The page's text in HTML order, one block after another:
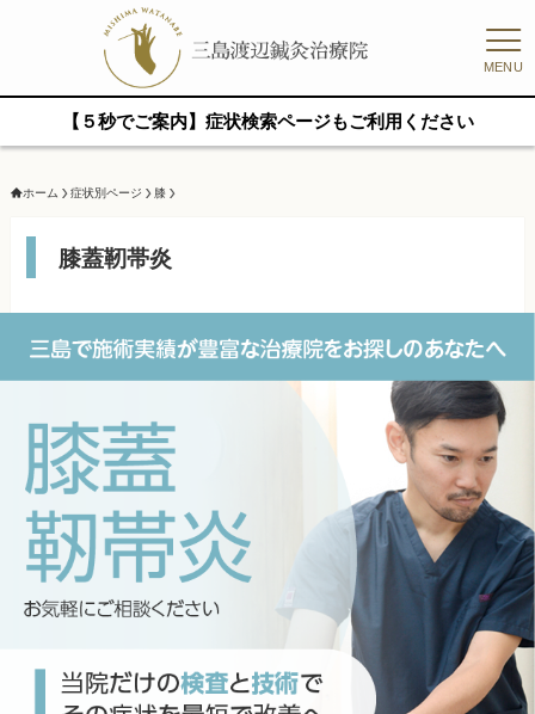
MENU
【５秒でご案内】症状検索ページもご利用ください
ホーム 症状別ページ 膝
膝蓋靭帯炎